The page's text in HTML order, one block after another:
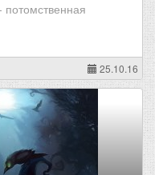
потомственная
25.10.16